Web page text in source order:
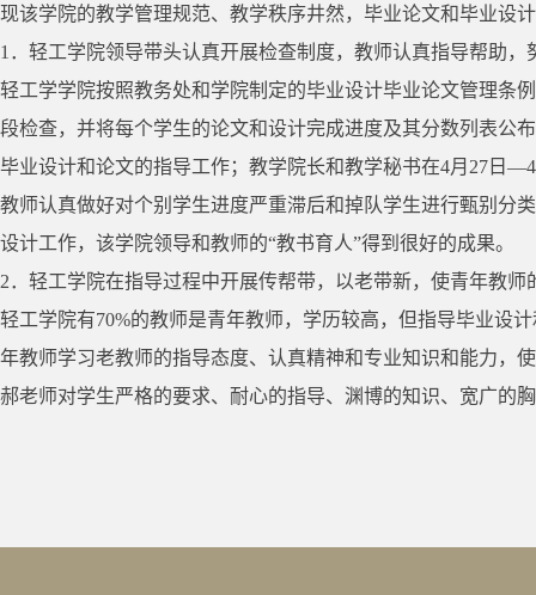
现该学院的教学管理规范、教学秩序井然，毕业论文和毕业设
1．轻工学院领导带头认真开展检查制度，教师认真指导帮助
轻工学学院按照教务处和学院制定的毕业设计毕业论文管理条
段检查，并将每个学生的论文和设计完成进度及其分数列表公
毕业设计和论文的指导工作；教学院长和教学秘书在4月27日
教师认真做好对个别学生进度严重滞后和掉队学生进行甄别分
设计工作，该学院领导和教师的“教书育人”得到很好的成果。
2．轻工学院在指导过程中开展传帮带，以老带新，使青年教师
轻工学院有70%的教师是青年教师，学历较高，但指导毕业设
年教师学习老教师的指导态度、认真精神和专业知识和能力，
郝老师对学生严格的要求、耐心的指导、渊博的知识、宽广的